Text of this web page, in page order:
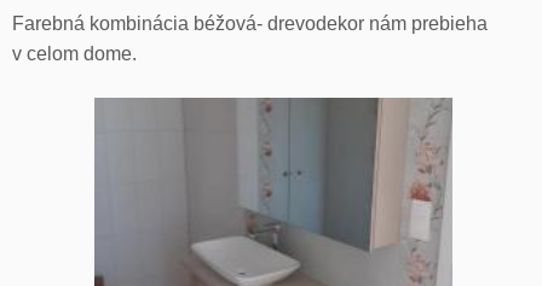
Farebná kombinácia béžová- drevodekor nám prebieha
v celom dome.